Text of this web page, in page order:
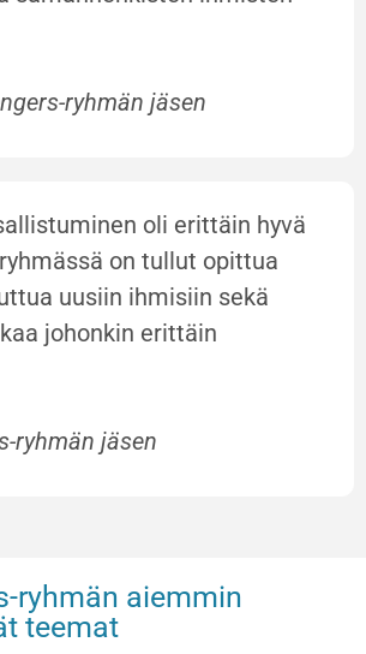
ryhmän jäsen
oli erittäin hyvä
on tullut opittua
uusiin ihmisiin sekä
johonkin erittäin
ryhmän jäsen
ryhmän aiemmin
teemat